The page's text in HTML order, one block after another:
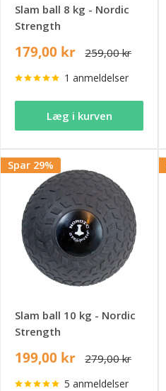
Slam ball 8 kg - Nordic
Strength
179,00 kr 259,00 kr
1 anmeldelser
Læg i kurven
Spar 29%
Slam ball 10 kg - Nordic
Strength
199,00 kr 279,00 kr
5 anmeldelser